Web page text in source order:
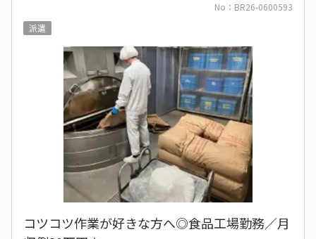
No：BR26-0600593
派遣
コツコツ作業が好きな方へ◎食品工場勤務／月